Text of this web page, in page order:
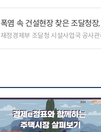
폭염 속 건설현장 찾은 조달청
재정경제부 조달청 시설사업국 공사